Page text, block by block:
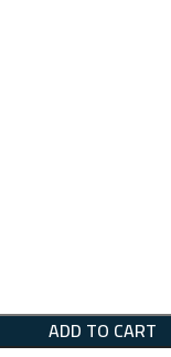
ADD TO CART